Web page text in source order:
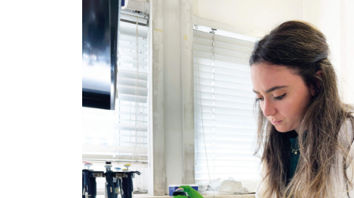
pensare la cura: non aggiungere
trattamenti quando non servono,
non esporre le pazienti a tossicità
evitabili, usare le informazioni
biologiche del…